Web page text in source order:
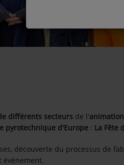
différents secteurs de l'
pyrotechnique d'Europe : La Fête
découverte du processus de
évènement.